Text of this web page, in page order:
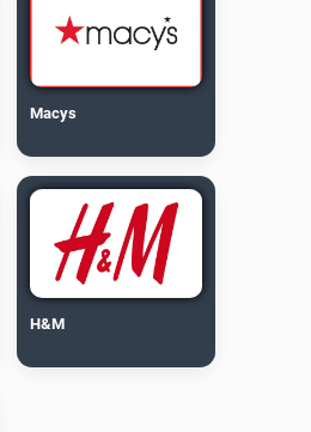
Macys
H&M